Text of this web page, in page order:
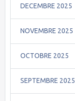
DECEMBRE 2025
NOVEMBRE 2025
OCTOBRE 2025
SEPTEMBRE 2025